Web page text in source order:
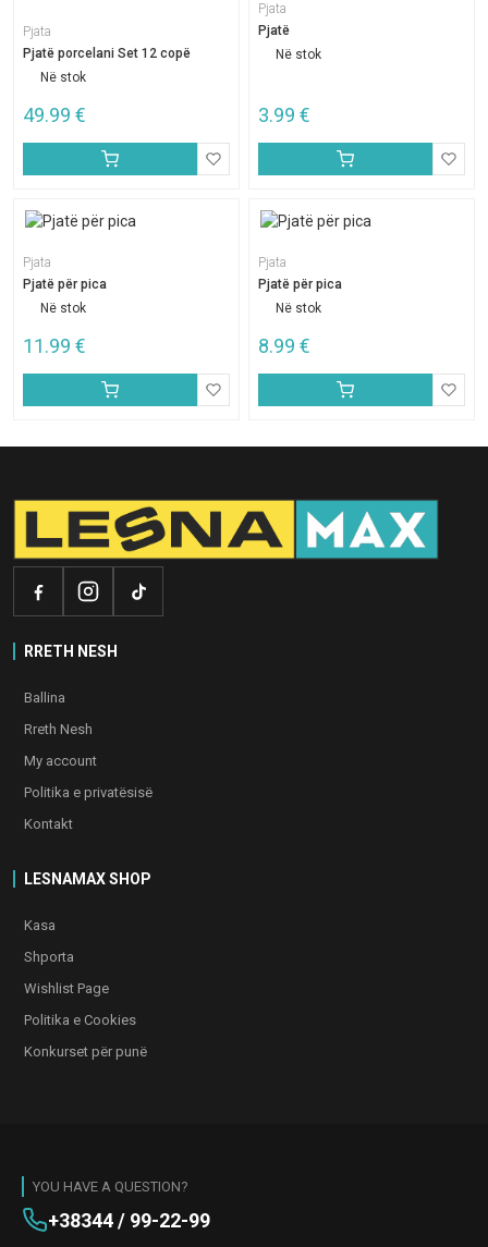
Pjata
Pjatë porcelani Set 12 copë
Në stok
49.99 €
Pjata
Pjatë
Në stok
3.99 €
Pjata
Pjatë për pica
Në stok
11.99 €
Pjata
Pjatë për pica
Në stok
8.99 €
RRETH NESH
Ballina
Rreth Nesh
My account
Politika e privatësisë
Kontakt
LESNAMAX SHOP
Kasa
Shporta
Wishlist Page
Politika e Cookies
Konkurset për punë
YOU HAVE A QUESTION?
+38344 / 99-22-99